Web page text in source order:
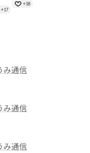
+18
+17
み通信
み通信
み通信